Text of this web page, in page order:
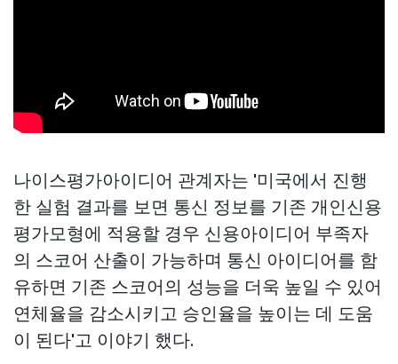
나이스평가아이디어 관계자는 '미국에서 진행
한 실험 결과를 보면 통신 정보를 기존 개인신용
평가모형에 적용할 경우 신용아이디어 부족자
의 스코어 산출이 가능하며 통신 아이디어를 함
유하면 기존 스코어의 성능을 더욱 높일 수 있어
연체율을 감소시키고 승인율을 높이는 데 도움
이 된다'고 이야기 했다.